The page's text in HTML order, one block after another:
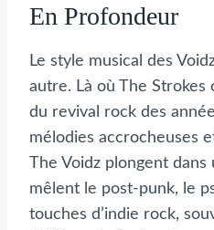
En Profondeur
Le style musical des
autre. Là où The Strokes
du revival rock des
mélodies accrocheuses
The Voidz plongent
mêlent le post-punk, le
touches d’indie rock,